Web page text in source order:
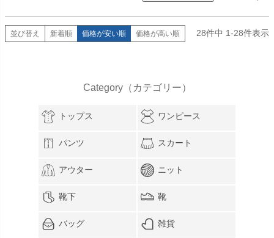
並び替え 新着順 価格が安い順 価格が高い順 28件中 1-28件表示
Category（カテゴリー）
トップス ワンピース
パンツ スカート
アウター ニット
靴下 靴
バッグ 雑貨